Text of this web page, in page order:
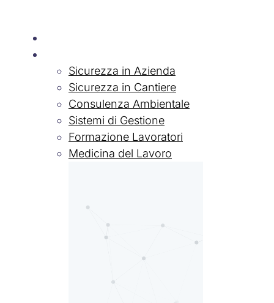
Sicurezza in Azienda
Sicurezza in Cantiere
Consulenza Ambientale
Sistemi di Gestione
Formazione Lavoratori
Medicina del Lavoro